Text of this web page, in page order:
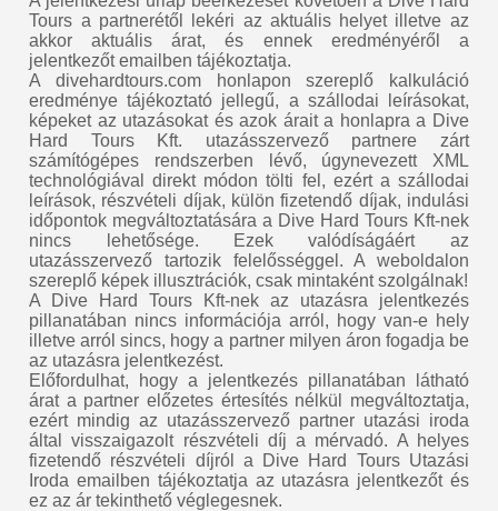
Tours a partnerétől lekéri az aktuális helyet illetve az
akkor aktuális árat, és ennek eredményéről a
jelentkezőt emailben tájékoztatja.
A divehardtours.com honlapon szereplő kalkuláció
eredménye tájékoztató jellegű, a szállodai leírásokat,
képeket az utazásokat és azok árait a honlapra a Dive
Hard Tours Kft. utazásszervező partnere zárt
számítógépes rendszerben lévő, úgynevezett XML
technológiával direkt módon tölti fel, ezért a szállodai
leírások, részvételi díjak, külön fizetendő díjak, indulási
időpontok megváltoztatására a Dive Hard Tours Kft-nek
nincs lehetősége. Ezek valódíságáért az
utazásszervező tartozik felelősséggel. A weboldalon
szereplő képek illusztrációk, csak mintaként szolgálnak!
A Dive Hard Tours Kft-nek az utazásra jelentkezés
pillanatában nincs információja arról, hogy van-e hely
illetve arról sincs, hogy a partner milyen áron fogadja be
az utazásra jelentkezést.
Előfordulhat, hogy a jelentkezés pillanatában látható
árat a partner előzetes értesítés nélkül megváltoztatja,
ezért mindig az utazásszervező partner utazási iroda
által visszaigazolt részvételi díj a mérvadó. A helyes
fizetendő részvételi díjról a Dive Hard Tours Utazási
Iroda emailben tájékoztatja az utazásra jelentkezőt és
ez az ár tekinthető véglegesnek.